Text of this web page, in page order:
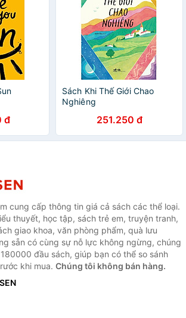
đ
Sách Khi Thế Giới Chao
Nghiêng
251.250 đ
cung cấp thông tin giá cả sách các thể loại.
thuyết, học tập, sách trẻ em, truyện tranh,
giao khoa, văn phòng phẩm, quà lưu
sẵn có cùng sự nỗ lực không ngừng, chúng
đầu sách, giúp bạn có thể so sánh
khi mua. Chúng tôi không bán hàng.